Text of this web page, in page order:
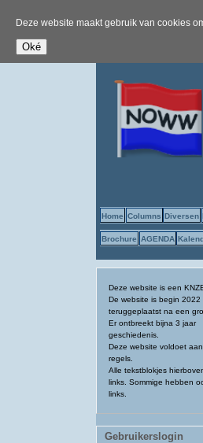
Deze website maakt gebruik van cookies
Home Columns Diversen
Brochure AGENDA
Deze website is een
De website is begin 2022
teruggeplaatst na een
Er ontbreekt bijna 3 jaar
geschiedenis.
Deze website voldoet
regels.
Alle tekstblokjes
links. Sommige hebben
links.
Gebruikerslogin